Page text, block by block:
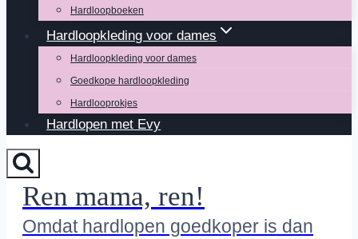
Hardloopboeken
Hardloopkleding voor dames
Hardloopkleding voor dames
Goedkope hardloopkleding
Hardlooprokjes
Hardlopen met Evy
Ren mama, ren!
Omdat hardlopen goedkoper is dan